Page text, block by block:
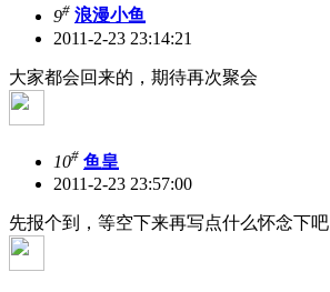
9# 浪漫小鱼
2011-2-23 23:14:21
大家都会回来的，期待再次聚会
10# 鱼皇
2011-2-23 23:57:00
先报个到，等空下来再写点什么怀念下吧